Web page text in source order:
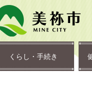
くらし・手続き